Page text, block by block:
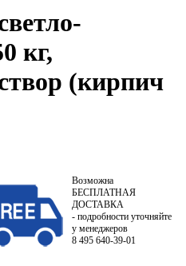
кг,
(кирпич
Возможна
БЕСПЛАТНАЯ
ДОСТАВКА
- подробности уточняйте
у менеджеров
8 495 640-39-01